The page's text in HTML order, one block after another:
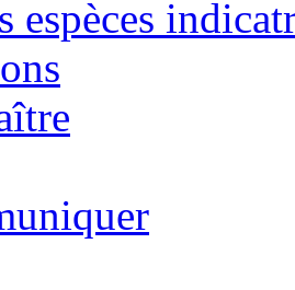
espèces